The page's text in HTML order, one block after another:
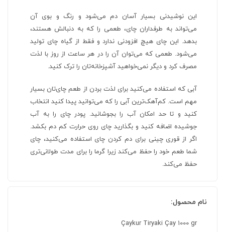
این نوشیدنی بسیار آسان دم می‌شود و رنگ و بوی آن
می‌تواند به طرفداران چای، طعمی را که به دنبالش هستند،
بدهد. این چای هیچ افزودنی ندارد و فقط از گیاه چای تولید
می‌شود. طعمی که می‌توان آن را در هر ساعت از روز با لذت
مصرف کرد و دیگر نمی‌خواهید آشپزخانه‌تان را ترک کنید.
آبی که استفاده می‌کنید برای لذت بردن از طعم چای‌تان بسیار
مهم است. کم‌آهک‌ترین آبی را که می‌توانید پیدا کنید انتخاب
کنید و تا حد امکان آب را بجوشانید. پودر چای را به آب
جوشیده اضافه کنید و بگذارید چای روی حرارت کم دم بکشد.
اگر از قوری چینی برای دم کردن چای استفاده می‌کنید، چای
شما طعم خود را حفظ می‌کند زیرا گرما را برای مدت طولانی‌تری
حفظ می‌کند.
نام محصول:
Çaykur Tiryaki Çay 1000 gr